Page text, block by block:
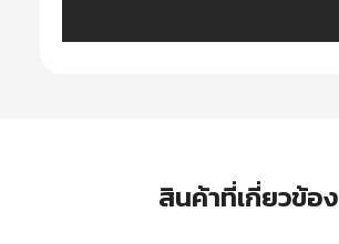
สินค้าที่เกี่ยวข้อง